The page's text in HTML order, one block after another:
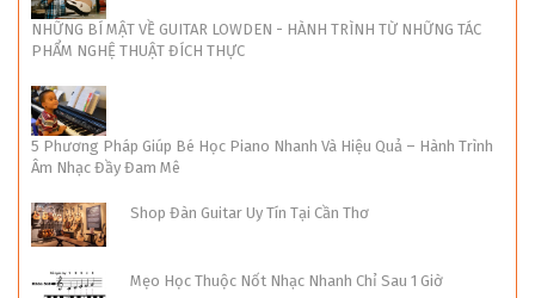
NHỮNG BÍ MẬT VỀ GUITAR LOWDEN - HÀNH TRÌNH TỪ NHỮNG TÁC
PHẨM NGHỆ THUẬT ĐÍCH THỰC
5 Phương Pháp Giúp Bé Học Piano Nhanh Và Hiệu Quả – Hành Trình
Âm Nhạc Đầy Đam Mê
Shop Đàn Guitar Uy Tín Tại Cần Thơ
Mẹo Học Thuộc Nốt Nhạc Nhanh Chỉ Sau 1 Giờ